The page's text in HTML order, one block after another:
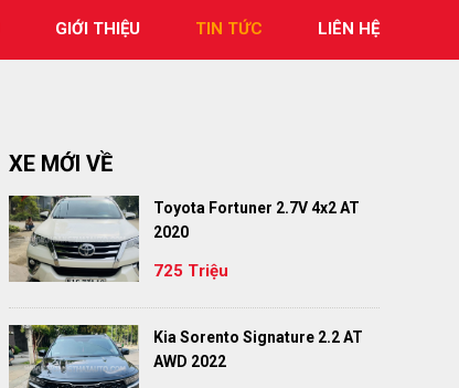
GIỚI THIỆU TIN TỨC LIÊN HỆ
XE MỚI VỀ
Toyota Fortuner 2.7V 4x2 AT
2020
725 Triệu
Kia Sorento Signature 2.2 AT
AWD 2022